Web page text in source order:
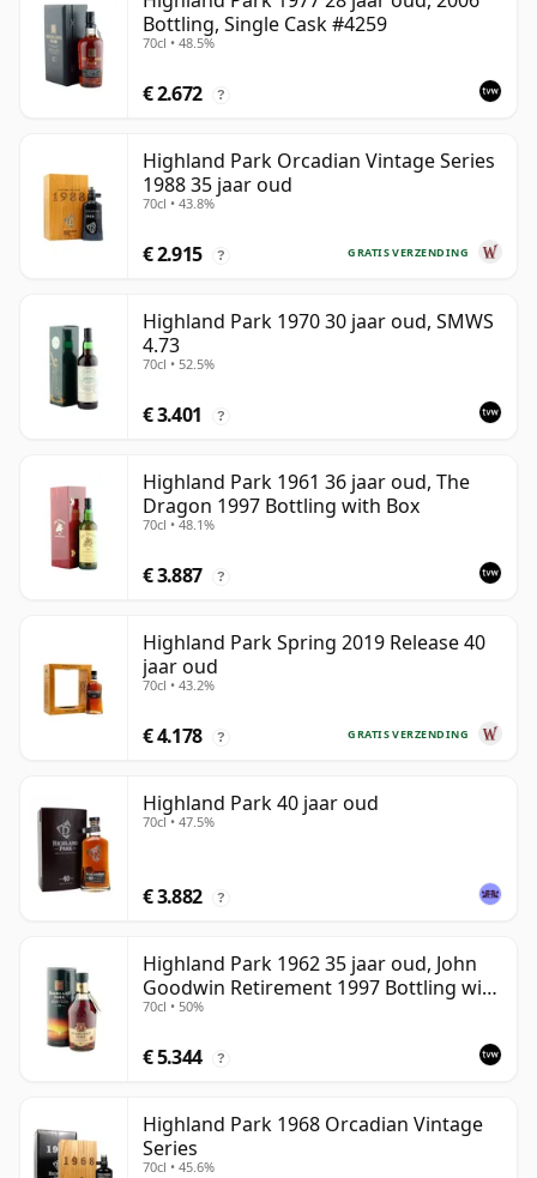
Bottling, Single Cask #4259
70cl • 48.5%
€ 2.672 ?
Highland Park Orcadian Vintage Series
1988 35 jaar oud
70cl • 43.8%
GRATIS VERZENDING
€ 2.915 ?
Highland Park 1970 30 jaar oud, SMWS
4.73
70cl • 52.5%
€ 3.401 ?
Highland Park 1961 36 jaar oud, The
Dragon 1997 Bottling with Box
70cl • 48.1%
€ 3.887 ?
Highland Park Spring 2019 Release 40
jaar oud
70cl • 43.2%
GRATIS VERZENDING
€ 4.178 ?
Highland Park 40 jaar oud
70cl • 47.5%
€ 3.882 ?
Highland Park 1962 35 jaar oud, John
Goodwin Retirement 1997 Bottling with
Tube
70cl • 50%
€ 5.344 ?
Highland Park 1968 Orcadian Vintage
Series
70cl • 45.6%